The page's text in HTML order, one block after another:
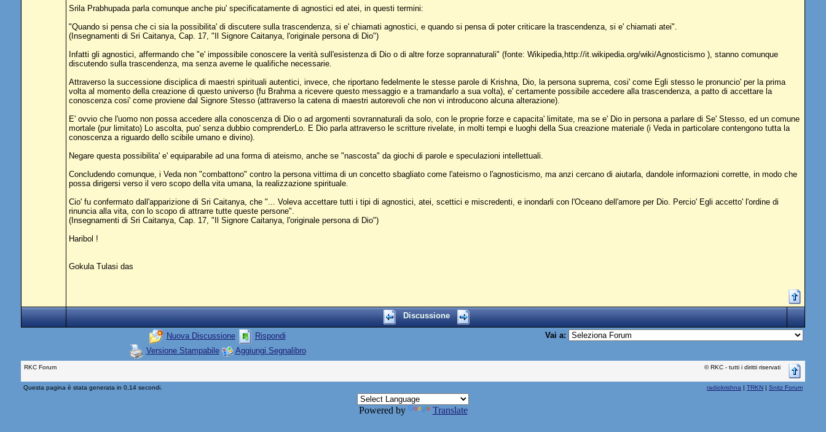
Srila Prabhupada parla comunque anche piu' specificatamente di agnostici ed atei, in questi termini:
"Quando si pensa che ci sia la possibilita' di discutere sulla trascendenza, si e' chiamati agnostici, e quando si pensa di poter criticare la trascendenza, si e' chiamati atei".
(Insegnamenti di Sri Caitanya, Cap. 17, "Il Signore Caitanya, l'originale persona di Dio")
Infatti gli agnostici, affermando che "e' impossibile conoscere la verità sull'esistenza di Dio o di altre forze soprannaturali" (fonte: Wikipedia,http://it.wikipedia.org/wiki/Agnosticismo ), stanno comunque
discutendo sulla trascendenza, ma senza averne le qualifiche necessarie.
Attraverso la successione disciplica di maestri spirituali autentici, invece, che riportano fedelmente le stesse parole di Krishna, Dio, la persona suprema, cosi' come Egli stesso le pronuncio' per la prima
volta al momento della creazione di questo universo (fu Brahma a ricevere questo messaggio e a tramandarlo a sua volta), e' certamente possibile accedere alla trascendenza, a patto di accettare la
conoscenza cosi' come proviene dal Signore Stesso (attraverso la catena di maestri autorevoli che non vi introducono alcuna alterazione).
E' ovvio che l'uomo non possa accedere alla conoscenza di Dio o ad argomenti sovrannaturali da solo, con le proprie forze e capacita' limitate, ma se e' Dio in persona a parlare di Se' Stesso, ed un comune
mortale (pur limitato) Lo ascolta, puo' senza dubbio comprenderLo. E Dio parla attraverso le scritture rivelate, in molti tempi e luoghi della Sua creazione materiale (i Veda in particolare contengono tutta la
conoscenza a riguardo dello scibile umano e divino).
Negare questa possibilita' e' equiparabile ad una forma di ateismo, anche se "nascosta" da giochi di parole e speculazioni intellettuali.
Concludendo comunque, i Veda non "combattono" contro la persona vittima di un concetto sbagliato come l'ateismo o l'agnosticismo, ma anzi cercano di aiutarla, dandole informazioni corrette, in modo che
possa dirigersi verso il vero scopo della vita umana, la realizzazione spirituale.
Cio' fu confermato dall'apparizione di Sri Caitanya, che "... Voleva accettare tutti i tipi di agnostici, atei, scettici e miscredenti, e inondarli con l'Oceano dell'amore per Dio. Percio' Egli accetto' l'ordine di
rinuncia alla vita, con lo scopo di attrarre tutte queste persone".
(Insegnamenti di Sri Caitanya, Cap. 17, "Il Signore Caitanya, l'originale persona di Dio")
Haribol !
Gokula Tulasi das
Discussione
Nuova Discussione
Rispondi
Versione Stampabile
Aggiungi Segnalibro
Vai a:
RKC Forum © RKC - tutti i diritti riservati
Questa pagina è stata generata in 0,14 secondi. radiokrishna | TRKN | Snitz Forum
Powered by Translate